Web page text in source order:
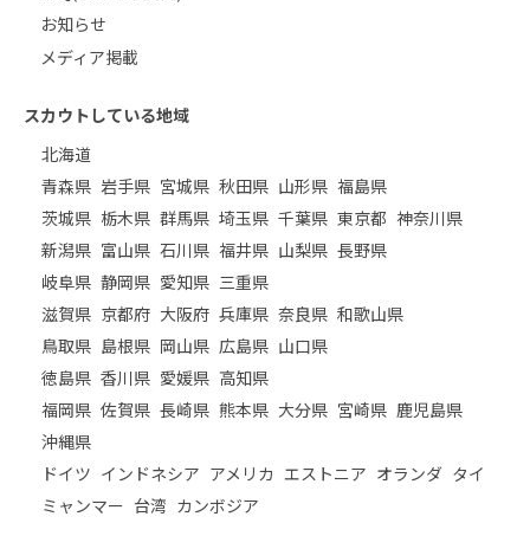
お知らせ
メディア掲載
スカウトしている地域
北海道
青森県 岩手県 宮城県 秋田県 山形県 福島県
茨城県 栃木県 群馬県 埼玉県 千葉県 東京都 神奈川県
新潟県 富山県 石川県 福井県 山梨県 長野県
岐阜県 静岡県 愛知県 三重県
滋賀県 京都府 大阪府 兵庫県 奈良県 和歌山県
鳥取県 島根県 岡山県 広島県 山口県
徳島県 香川県 愛媛県 高知県
福岡県 佐賀県 長崎県 熊本県 大分県 宮崎県 鹿児島県
沖縄県
ドイツ インドネシア アメリカ エストニア オランダ タイ
ミャンマー 台湾 カンボジア